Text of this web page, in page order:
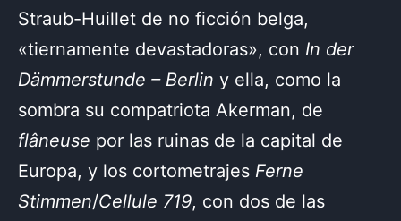
Straub-Huillet de no ficción belga,
«tiernamente devastadoras», con In der
Dämmerstunde – Berlin y ella, como la
sombra su compatriota Akerman, de
flâneuse por las ruinas de la capital de
Europa, y los cortometrajes Ferne
Stimmen/Cellule 719, con dos de las